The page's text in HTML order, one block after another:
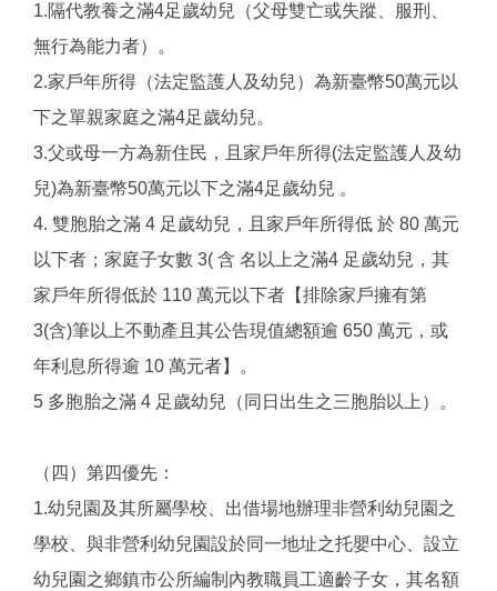
1.隔代教養之滿4足歲幼兒（父母雙亡或失蹤、服刑、
無行為能力者）。
2.家戶年所得（法定監護人及幼兒）為新臺幣50萬元以
下之單親家庭之滿4足歲幼兒。
3.父或母一方為新住民，且家戶年所得(法定監護人及幼
兒)為新臺幣50萬元以下之滿4足歲幼兒 。
4. 雙胞胎之滿 4 足歲幼兒，且家戶年所得低 於 80 萬元
以下者；家庭子女數 3( 含 名以上之滿4 足歲幼兒，其
家戶年所得低於 110 萬元以下者【排除家戶擁有第
3(含)筆以上不動產且其公告現值總額逾 650 萬元，或
年利息所得逾 10 萬元者】。
5 多胞胎之滿 4 足歲幼兒（同日出生之三胞胎以上）。
（四）第四優先：
1.幼兒園及其所屬學校、出借場地辦理非營利幼兒園之
學校、與非營利幼兒園設於同一地址之托嬰中心、設立
幼兒園之鄉鎮市公所編制內教職員工適齡子女，其名額